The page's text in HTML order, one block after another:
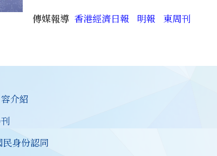
傳媒報導 香港經濟日報 明報 東周刊
介紹
身份認同